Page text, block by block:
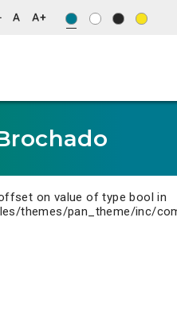
on value of type bool in
themes/pan_theme/inc/